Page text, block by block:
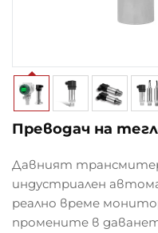
Преводач на
Давният трансмитер
индустриален
реално време
промените в